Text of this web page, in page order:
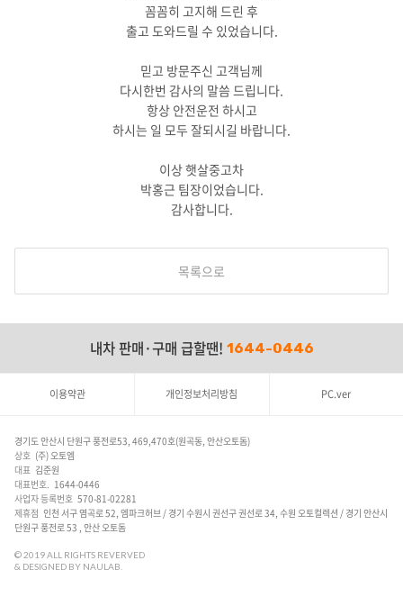
꼼꼼히 고지해 드린 후
출고 도와드릴 수 있었습니다.
믿고 방문주신 고객님께
다시한번 감사의 말씀 드립니다.
항상 안전운전 하시고
하시는 일 모두 잘되시길 바랍니다.
이상 햇살중고차
박홍근 팀장이었습니다.
감사합니다.
목록으로
내차 판매·구매 급할땐! 1644-0446
이용약관 개인정보처리방침 PC.ver
경기도 안산시 단원구 풍전로53, 469,470호(원곡동, 안산오토돔)
상호 (주) 오토엠
대표 김준원
대표번호. 1644-0446
사업자 등록번호 570-81-02281
제휴점 인천 서구 염곡로 52, 엠파크허브 / 경기 수원시 권선구 권선로 34, 수원 오토컬렉션 / 경기 안산시
단원구 풍전로 53 , 안산 오토돔
© 2019ALL RIGHTS REVERVED
& DESIGNED BY NAULAB.